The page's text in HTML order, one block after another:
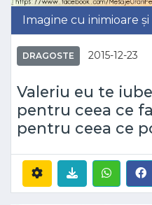
Imagine cu inimioare
DRAGOSTE 2015-12-23
Valeriu eu te
pentru ceea ce
pentru ceea ce